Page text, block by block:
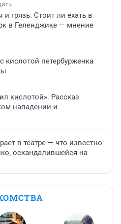
грязь. Стоит ли ехать в
в Геленджике — мнение
петербурженка
кислотой». Рассказ
нападении и
в театре — что известно
оскандалившейся на